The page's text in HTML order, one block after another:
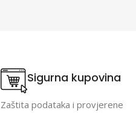
Sigurna kupovina
Zaštita podataka i provjerene